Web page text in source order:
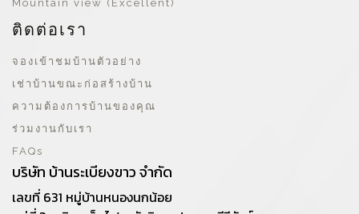
Mountain view (Excellent)
ติดต่อเรา
จองเข้าชมบ้านตัวอย่าง
เช่าบ้านขณะก่อสร้างบ้าน
ความต้องการบ้านของคุณ
ร่วมงานกับเรา
FAQs
บริษัท บ้านระเบียงขาว จำกัด
เลขที่ 631 หมู่บ้านหนองนกน้อย